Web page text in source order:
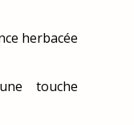
herbacée
touche